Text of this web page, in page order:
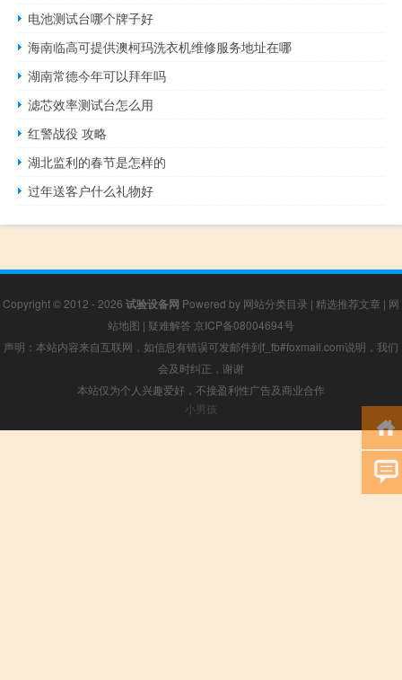
电池测试台哪个牌子好
海南临高可提供澳柯玛洗衣机维修服务地址在哪
湖南常德今年可以拜年吗
滤芯效率测试台怎么用
红警战役 攻略
湖北监利的春节是怎样的
过年送客户什么礼物好
Copyright © 2012 - 2026 试验设备网 Powered by 网站分类目录 | 精选推荐文章 | 网
站地图 | 疑难解答 京ICP备08004694号
声明：本站内容来自互联网，如信息有错误可发邮件到f_fb#foxmail.com说明，我们
会及时纠正，谢谢
本站仅为个人兴趣爱好，不接盈利性广告及商业合作
小男孩